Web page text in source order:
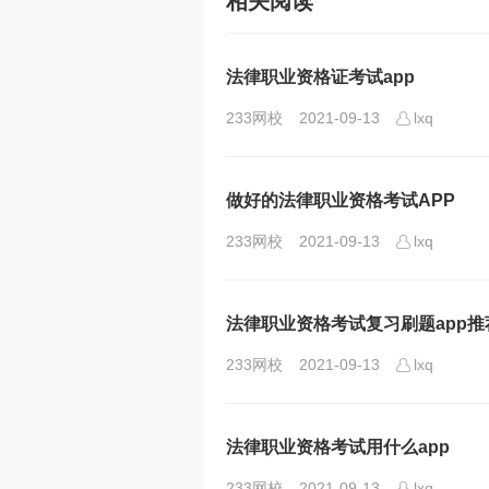
法律职业资格证考试app
233网校 2021-09-13 lxq
做好的法律职业资格考试APP
233网校 2021-09-13 lxq
法律职业资格考试复习刷题app推
233网校 2021-09-13 lxq
法律职业资格考试用什么app